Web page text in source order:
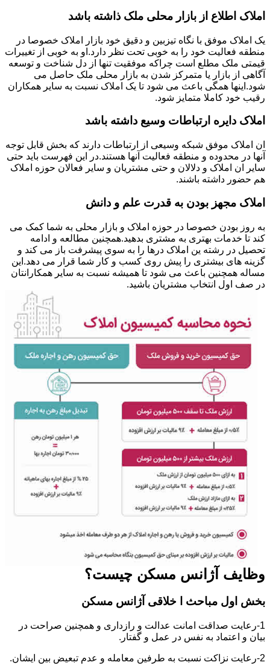
املاک اطلاع از بازار محلی ملک ذاشته باشد
یک املاک موفق با نگاه تیزبین و دقیق خود بازار املاک خصوصا در
منطقه فعالیت خود را به خوبی تحت نظر دارد.او به خوبی از تغییرات
قیمتی ملک مطلع است چراکه موفقیت تنها از دل شناخت و توسعه
آگاهی از بازار یا متمرکز شدن به بازار محلی ملک حاصل می
شود.اینها همگی باعث می شود تا یک املاک نسبت به سایر همکاران
رقیب خود کاملا متمایز شود.
املاک دایره ارتباطات وسیع داشته باشد
ان املاک موفق شبکه وسیعی از ارتباطات دارند که بخش قابل توجه
آنها در محدوده و منطقه فعالیت آنها هستند.در این فهرست باید حتی
سایر ان املاک و دلالان و حتی مشتریان و سایر فعالان حوزه املاک
هم حضور داشته باشند.
املاک مجهز بودن به قدرت علم و دانش
به روز بودن خصوصا در حوزه املاک و بازار محلی به شما کمک می
کند تا خدمات بهتری به مشتری بدهید.همچنین مطالعه و ادامه
تحصیل در رشته ین املاک درها را به سوی پیشرفت باز می کند و
گزینه های بیشتری را پیش روی کسب و کار شما قرار می دهد.این
مساله همچنین باعث می شود تا همیشه نسبت به سایر همکارانتان
در صف اول انتخاب مشتریان باشید.
وظایف آژانس مسکن چیست؟
بخش اول مباحث ا خلاقی آژانس مسکن
1-رعایت صداقت امانت عدالت و رازداری و همچنین صراحت در
بیان و اعتماد به نفس در عمل و گفتار.
2-رعایت نزاکت نسبت به طرفین معامله و عدم تبعیض بین ایشان.